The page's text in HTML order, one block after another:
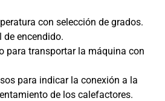
con selección de grados.
de encendido.
para transportar la máquina con
para indicar la conexión a la
de los calefactores.